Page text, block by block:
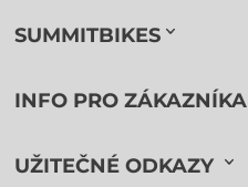
SUMMITBIKES
INFO PRO ZÁKAZNÍKA
UŽITEČNÉ ODKAZY